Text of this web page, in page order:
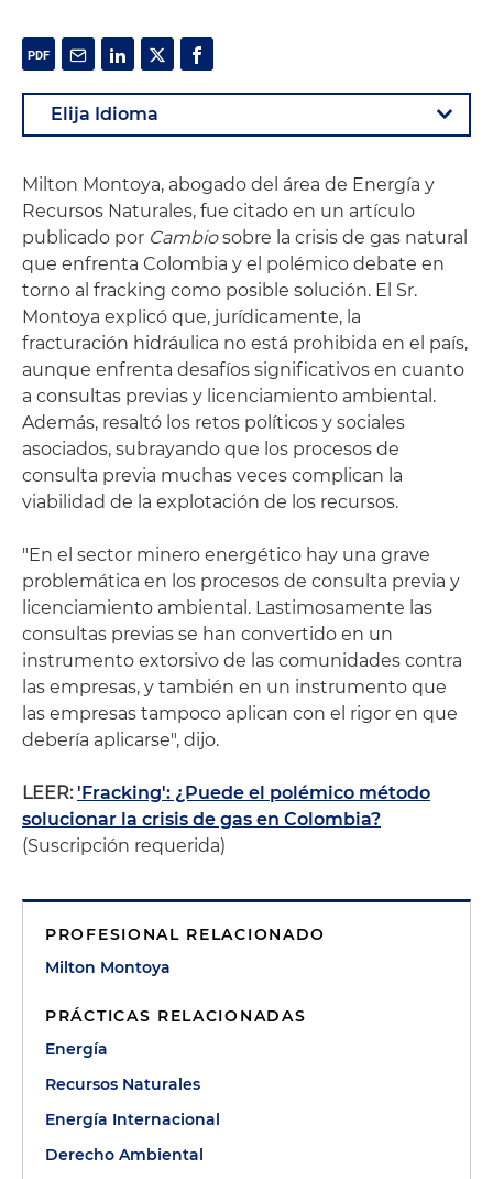
Milton Montoya, abogado del área de Energía y
Recursos Naturales, fue citado en un artículo
publicado por Cambiosobre la crisis de gas natural
que enfrenta Colombia y el polémico debate en
torno al fracking como posible solución. El Sr.
Montoya explicó que, jurídicamente, la
fracturación hidráulica no está prohibida en el país,
aunque enfrenta desafíos significativos en cuanto
a consultas previas y licenciamiento ambiental.
Además, resaltó los retos políticos y sociales
asociados, subrayando que los procesos de
consulta previa muchas veces complican la
viabilidad de la explotación de los recursos.
"En el sector minero energético hay una grave
problemática en los procesos de consulta previa y
licenciamiento ambiental. Lastimosamente las
consultas previas se han convertido en un
instrumento extorsivo de las comunidades contra
las empresas, y también en un instrumento que
las empresas tampoco aplican con el rigor en que
debería aplicarse", dijo.
LEER: 'Fracking': ¿Puede el polémico método
solucionar la crisis de gas en Colombia?
(Suscripción requerida)
PROFESIONAL RELACIONADO
Milton Montoya
PRÁCTICAS RELACIONADAS
Energía
Recursos Naturales
Energía Internacional
Derecho Ambiental